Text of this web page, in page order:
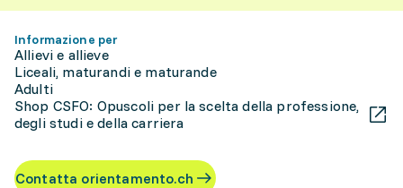
Informazione per
Allievi e allieve
Liceali, maturandi e maturande
Adulti
Shop CSFO: Opuscoli per la scelta della professione,
degli studi e della carriera
Contatta orientamento.ch